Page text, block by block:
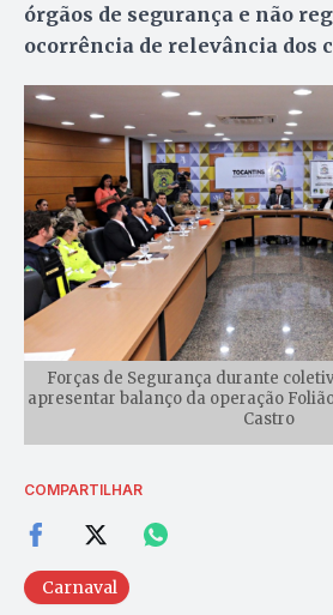
órgãos de segurança e não
ocorrência de relevância dos
Forças de Segurança durante
apresentar balanço da operação
Castro
COMPARTILHAR
Carnaval